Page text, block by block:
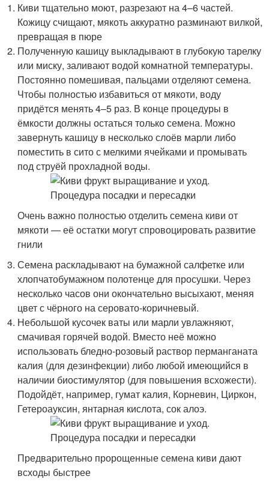
Киви тщательно моют, разрезают на 4–6 частей.
Кожицу счищают, мякоть аккуратно разминают вилкой,
превращая в пюре
Полученную кашицу выкладывают в глубокую тарелку
или миску, заливают водой комнатной температуры.
Постоянно помешивая, пальцами отделяют семена.
Чтобы полностью избавиться от мякоти, воду
придётся менять 4–5 раз. В конце процедуры в
ёмкости должны остаться только семена. Можно
завернуть кашицу в несколько слоёв марли либо
поместить в сито с мелкими ячейками и промывать
под струёй прохладной воды.
Очень важно полностью отделить семена киви от
мякоти — её остатки могут спровоцировать развитие
гнили
Семена раскладывают на бумажной салфетке или
хлопчатобумажном полотенце для просушки. Через
несколько часов они окончательно высыхают, меняя
цвет с чёрного на серовато-коричневый.
Небольшой кусочек ваты или марли увлажняют,
смачивая горячей водой. Вместо неё можно
использовать бледно-розовый раствор перманганата
калия (для дезинфекции) либо любой имеющийся в
наличии биостимулятор (для повышения всхожести).
Подойдёт, например, гумат калия, Корневин, Циркон,
Гетероауксин, янтарная кислота, сок алоэ.
Предварительно пророщенные семена киви дают
всходы быстрее